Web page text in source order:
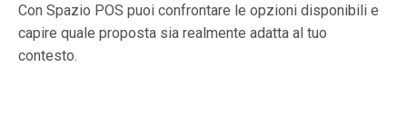
Con Spazio POS puoi confrontare le opzioni disponibili e
capire quale proposta sia realmente adatta al tuo
contesto.